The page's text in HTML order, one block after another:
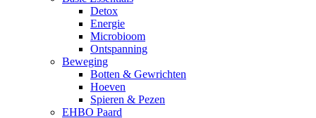
Detox
Energie
Microbioom
Ontspanning
Beweging
Botten & Gewrichten
Hoeven
Spieren & Pezen
EHBO Paard